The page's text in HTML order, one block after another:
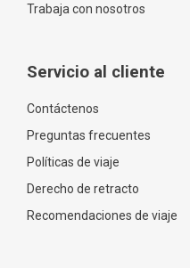
Trabaja con nosotros
Servicio al cliente
Contáctenos
Preguntas frecuentes
Políticas de viaje
Derecho de retracto
Recomendaciones de viaje